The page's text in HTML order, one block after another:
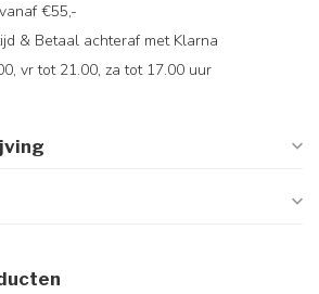
€55,-
& Betaal achteraf met Klarna
vr tot 21.00, za tot 17.00 uur